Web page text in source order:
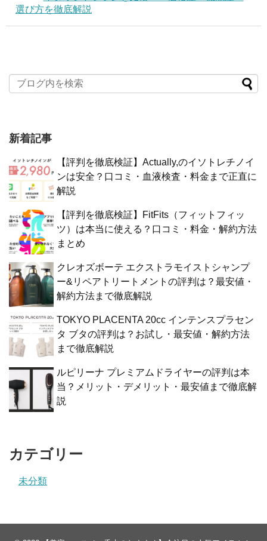
選び方を徹底解説
新着記事
【評判を徹底検証】Actually,のイソトレチノイ
ンは安全？口コミ・血液検査・料金まで正直に
解説
【評判を徹底検証】FitFits（フィットフィッ
ツ）は本当に使える？口コミ・料金・解約方法
まとめ
クレオズボーテ エクストラモイストシャンプ
ー&リペアトリートメントの評判は？最安値・
解約方法まで徹底解説
TOKYO PLACENTA 20cc インテンスプラセン
タ ブタの評判は？お試し・最安値・解約方法
まで徹底解説
ルピリーナ プレミアムドライヤーの評判は本
当？メリット・デメリット・最安値まで徹底解
説
カテゴリー
未分類